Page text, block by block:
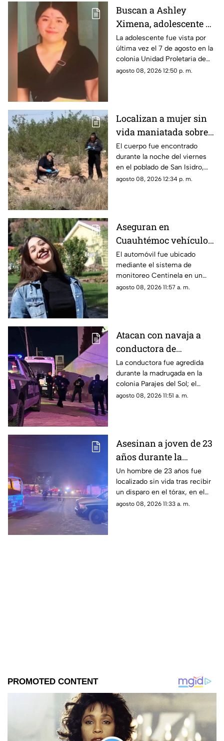
Buscan a Ashley
Ximena, adolescente de
16 años desaparecida
en la colonia Unidad
Proletaria
La adolescente fue vista por
última vez el 7 de agosto en la
colonia Unidad Proletaria de
Chihuahua capital.
agosto 08, 2026 12:50 p. m.
Localizan a mujer sin
vida maniatada sobre
la carretera Juárez-
Porvenir
El cuerpo fue encontrado
durante la noche del viernes
en el poblado de San Isidro,
luego de un reporte anónimo a
agosto 08, 2026 12:34 p. m.
Aseguran en
Cuauhtémoc vehículo
relacionado con
investigación por
feminicidio de Adriana
El automóvil fue ubicado
mediante el sistema de
monitoreo Centinela en un
estacionamiento cercano al
agosto 08, 2026 11:57 a. m.
Atacan con navaja a
conductora de
plataforma tras
finalizar un viaje en
Ciudad Juárez
La conductora fue agredida
durante la madrugada en la
colonia Parajes del Sol; el
pasajero presuntamente la
agosto 08, 2026 11:51 a. m.
Asesinan a joven de 23
años durante la
madrugada en la
colonia Reforma de
Cuauhtémoc
Un hombre de 23 años fue
localizado sin vida tras recibir
un disparo en el tórax, en el
cruce de las calles Sinaloa y
agosto 08, 2026 11:33 a. m.